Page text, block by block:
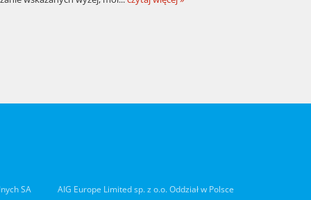
SA
AIG Europe Limited sp. z o.o. Oddział w Polsce